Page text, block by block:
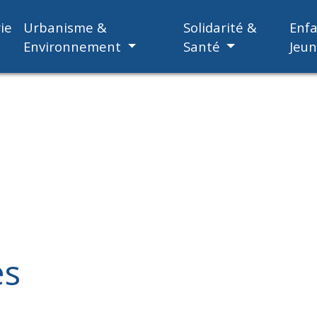
Urbanisme &
Environnement
Solidarité &
Santé